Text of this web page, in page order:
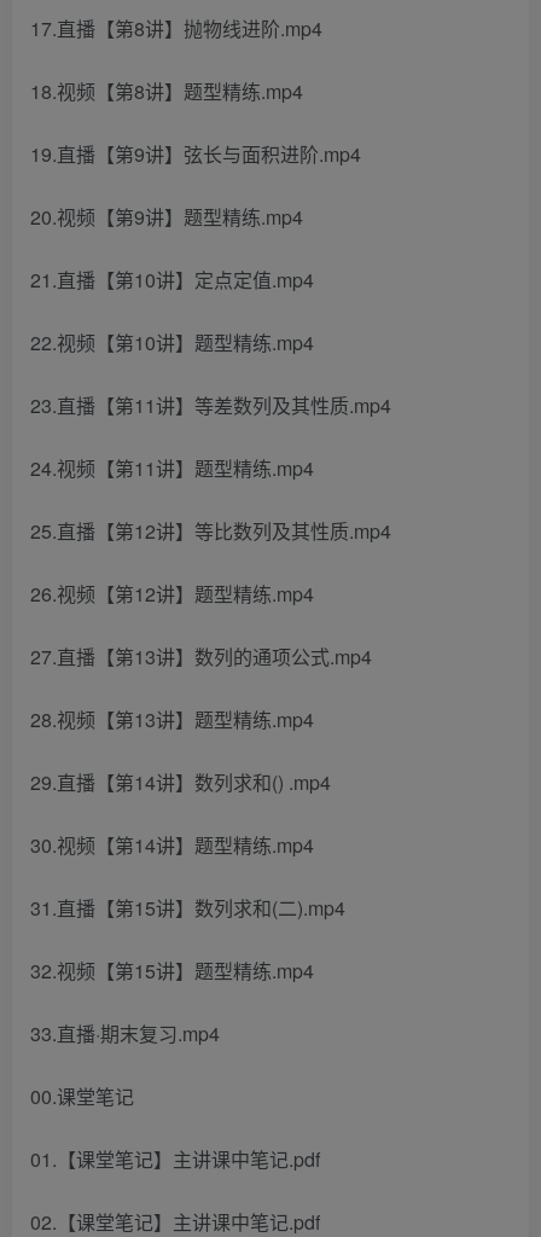
17.直播【第8讲】抛物线进阶.mp4
18.视频【第8讲】题型精练.mp4
19.直播【第9讲】弦长与面积进阶.mp4
20.视频【第9讲】题型精练.mp4
21.直播【第10讲】定点定值.mp4
22.视频【第10讲】题型精练.mp4
23.直播【第11讲】等差数列及其性质.mp4
24.视频【第11讲】题型精练.mp4
25.直播【第12讲】等比数列及其性质.mp4
26.视频【第12讲】题型精练.mp4
27.直播【第13讲】数列的通项公式.mp4
28.视频【第13讲】题型精练.mp4
29.直播【第14讲】数列求和() .mp4
30.视频【第14讲】题型精练.mp4
31.直播【第15讲】数列求和(二).mp4
32.视频【第15讲】题型精练.mp4
33.直播·期末复习.mp4
00.课堂笔记
01.【课堂笔记】主讲课中笔记.pdf
02.【课堂笔记】主讲课中笔记.pdf